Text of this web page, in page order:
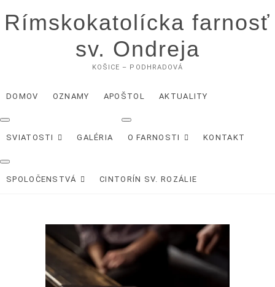
to
content
Rímskokatolícka farnosť
sv. Ondreja
KOŠICE – PODHRADOVÁ
DOMOV OZNAMY APOŠTOL AKTUALITY
SVIATOSTI GALÉRIA O FARNOSTI KONTAKT
SPOLOČENSTVÁ CINTORÍN SV. ROZÁLIE